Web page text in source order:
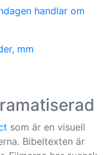
handlar om
mm
som är en visuell
Bibeltexten är